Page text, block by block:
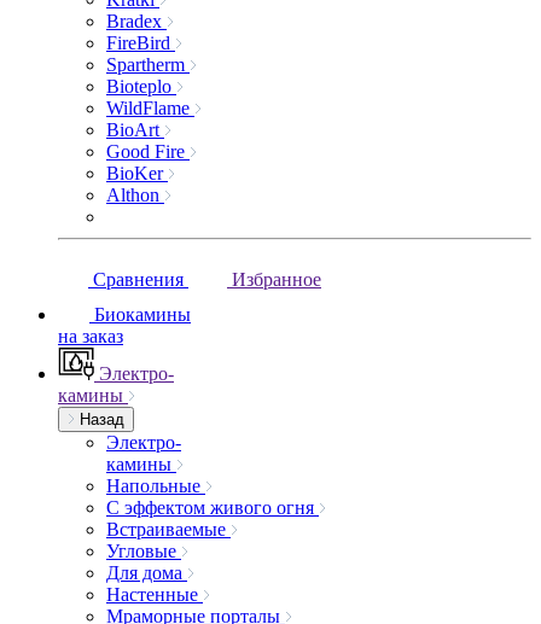
Bradex
FireBird
Spartherm
Bioteplo
WildFlame
BioArt
Good Fire
BioKer
Althon
Сравнения
Избранное
Биокамины
на заказ
Электро-
камины
Назад
Электро-
камины
Напольные
С эффектом живого огня
Встраиваемые
Угловые
Для дома
Настенные
Мраморные порталы